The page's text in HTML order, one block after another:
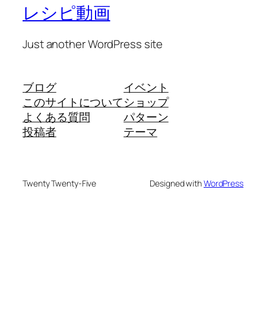
レシピ動画
Just another WordPress site
ブログ
このサイトについて
よくある質問
投稿者
イベント
ショップ
パターン
テーマ
Twenty Twenty-Five Designed withWordPress